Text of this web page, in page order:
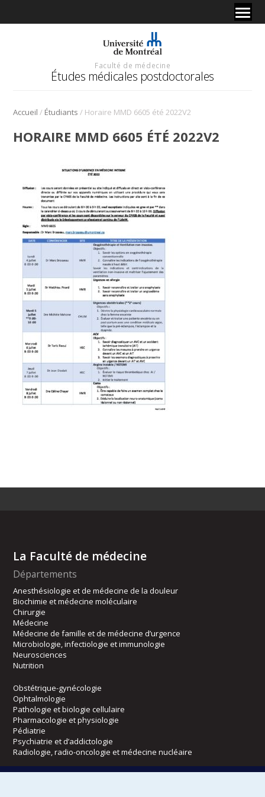
Faculté de médecine
Études médicales postdoctorales
Accueil / Étudiants / Horaire MMD 6605 été 2022V2
HORAIRE MMD 6605 ÉTÉ 2022V2
La Faculté de médecine
Départements
Anesthésiologie et de médecine de la douleur
Biochimie et médecine moléculaire
Chirurgie
Médecine
Médecine de famille et de médecine d’urgence
Microbiologie, infectiologie et immunologie
Neurosciences
Nutrition
Obstétrique-gynécologie
Ophtalmologie
Pathologie et biologie cellulaire
Pharmacologie et physiologie
Pédiatrie
Psychiatrie et d’addictologie
Radiologie, radio-oncologie et médecine nucléaire